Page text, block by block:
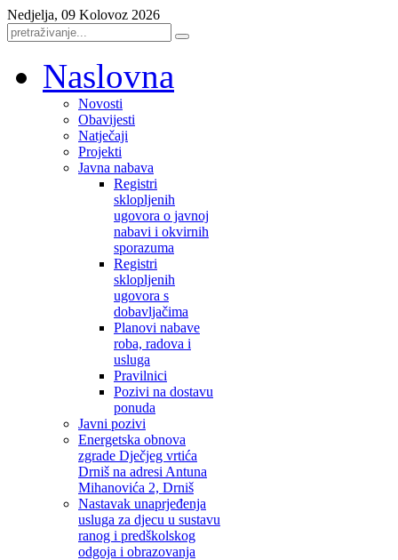
Nedjelja, 09 Kolovoz 2026
Naslovna
Novosti
Obavijesti
Natječaji
Projekti
Javna nabava
Registri
sklopljenih
ugovora o javnoj
nabavi i okvirnih
sporazuma
Registri
sklopljenih
ugovora s
dobavljačima
Planovi nabave
roba, radova i
usluga
Pravilnici
Pozivi na dostavu
ponuda
Javni pozivi
Energetska obnova
zgrade Dječjeg vrtića
Drniš na adresi Antuna
Mihanovića 2, Drniš
Nastavak unaprjeđenja
usluga za djecu u sustavu
ranog i predškolskog
odgoja i obrazovanja